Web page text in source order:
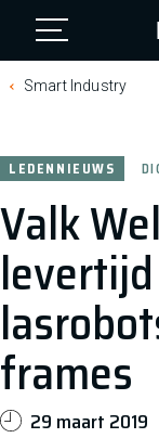
Smart Industry
Valk
levertijd
frames
LEDENNIEUWS
29 maart 2019